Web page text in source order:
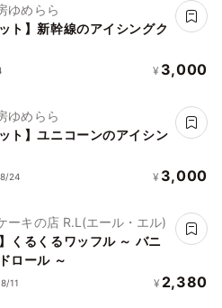
ゆめらら
ト】新幹線のアイシングク
¥ 3,000
ゆめらら
ト】ユニコーンのアイシン
24 ¥ 3,000
ーキの店 R.L(エール・エル)
くるくるワッフル ～ バニ
ロール ～
11 ¥ 2,380